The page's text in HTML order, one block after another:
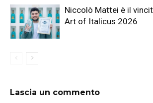
Niccolò Mattei è il
Art of Italicus 2026
Lascia un commento